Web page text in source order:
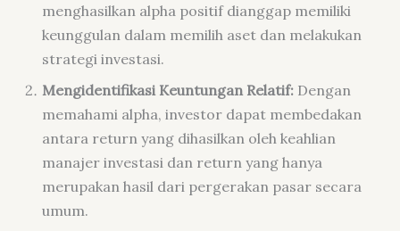
menghasilkan alpha positif dianggap memiliki
keunggulan dalam memilih aset dan melakukan
strategi investasi.
Mengidentifikasi Keuntungan Relatif: Dengan
memahami alpha, investor dapat membedakan
antara return yang dihasilkan oleh keahlian
manajer investasi dan return yang hanya
merupakan hasil dari pergerakan pasar secara
umum.